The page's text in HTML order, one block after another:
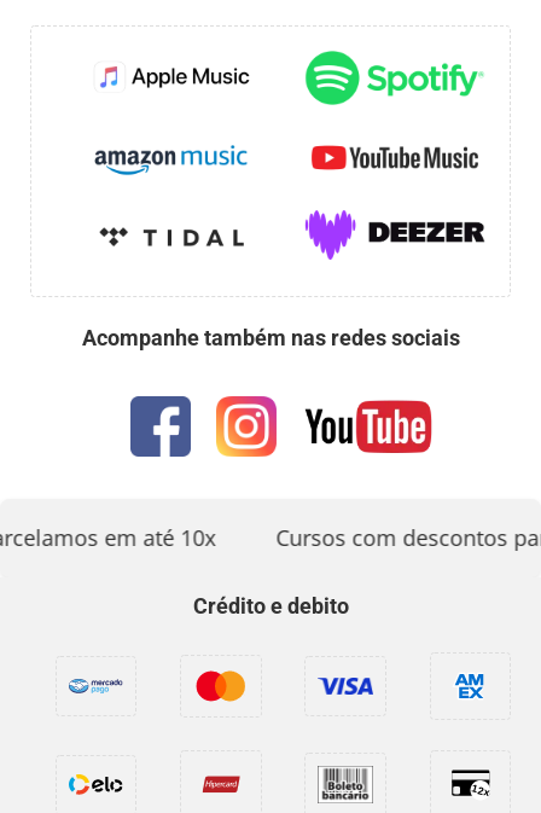
Acompanhe também nas redes sociais
em até 10x Cursos com descontos
Crédito e debito